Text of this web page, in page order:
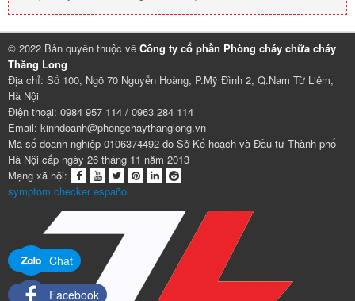
© 2022 Bản quyền thuộc về Công ty cổ phần Phòng cháy chữa cháy
Thăng Long
Địa chỉ: Số 100, Ngõ 70 Nguyễn Hoàng, P.Mỹ Đình 2, Q.Nam Từ Liêm,
Hà Nội
Điện thoại: 0984 957 114 / 0963 284 114
Email: kinhdoanh@phongchaythanglong.vn
Mã số doanh nghiệp 0106374492 do Sở Kế hoạch và Đầu tư Thành phố
Hà Nội cấp ngày 26 tháng 11 năm 2013
Mạng xã hội:
symptom checker español
Chat
Facebook